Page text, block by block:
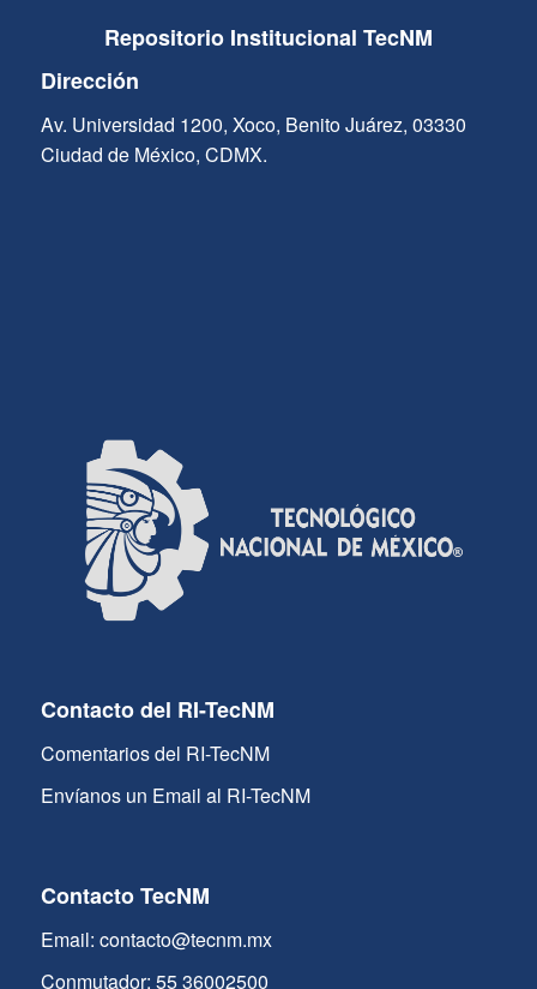
Repositorio Institucional TecNM
Dirección
Av. Universidad 1200, Xoco, Benito Juárez, 03330
Ciudad de México, CDMX.
Contacto del RI-TecNM
Comentarios del RI-TecNM
Envíanos un Email al RI-TecNM
Contacto TecNM
Email: contacto@tecnm.mx
Conmutador: 55 36002500